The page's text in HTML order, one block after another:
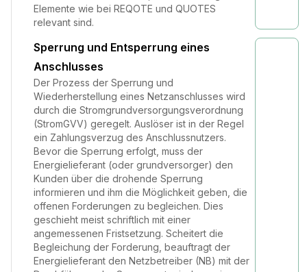
Elemente wie bei REQOTE und QUOTES
relevant sind.
Sperrung und Entsperrung eines
Anschlusses
Der Prozess der Sperrung und
Wiederherstellung eines Netzanschlusses wird
durch die Stromgrundversorgungsverordnung
(StromGVV) geregelt. Auslöser ist in der Regel
ein Zahlungsverzug des Anschlussnutzers.
Bevor die Sperrung erfolgt, muss der
Energielieferant (oder grundversorger) den
Kunden über die drohende Sperrung
informieren und ihm die Möglichkeit geben, die
offenen Forderungen zu begleichen. Dies
geschieht meist schriftlich mit einer
angemessenen Fristsetzung. Scheitert die
Begleichung der Forderung, beauftragt der
Energielieferant den Netzbetreiber (NB) mit der